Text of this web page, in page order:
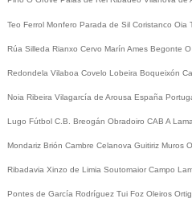
Teo Ferrol Monfero Parada de Sil Coristanco Oia
Rúa Silleda Rianxo Cervo Marín Ames Begonte
Redondela Vilaboa Covelo Lobeira Boqueixón
Noia Ribeira Vilagarcía de Arousa España
Lugo Fútbol C.B. Breogán Obradoiro CAB A Lama
Mondariz Brión Cambre Celanova Guitiriz Muros
Ribadavia Xinzo de Limia Soutomaior Campo
Pontes de García Rodríguez Tui Foz Oleiros